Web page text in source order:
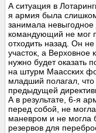
А ситуация в
я армия была
занимала
командующий не мог
отходить назад. Он
участок, а Верховное
нужно будет оказать
на штурм Маасских
младший полагал,
предыдущей
А в результате, 6-я
перед собой, не
маневром и не могла
резервов для